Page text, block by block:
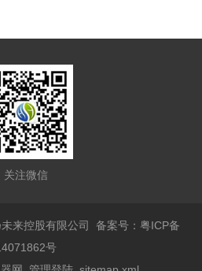
关注微信
未来控股有限公司备案号：粤ICP备
号